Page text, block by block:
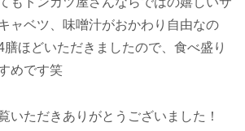
ャベツ、味噌汁がおかわり自由なの
ほどいただきましたので、食べ盛り
めです笑
いただきありがとうございました！